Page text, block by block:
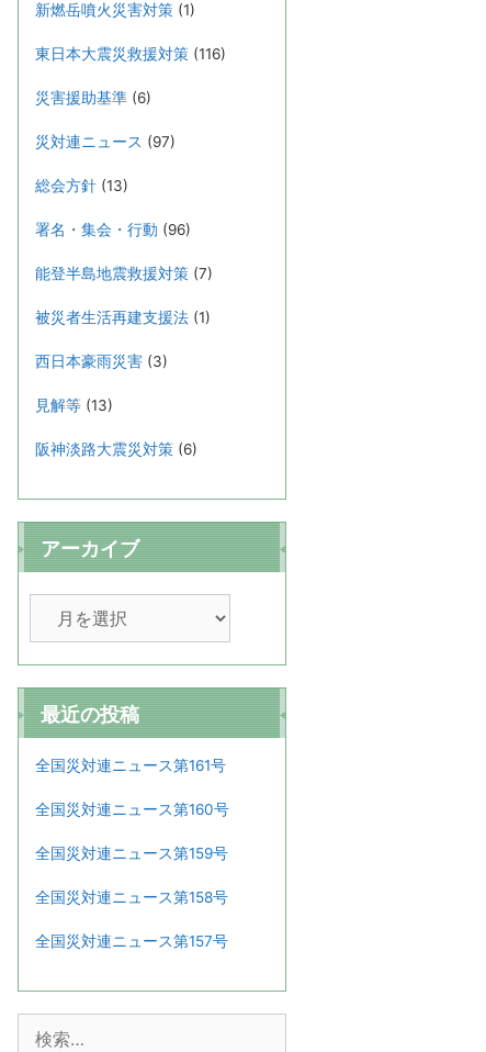
新燃岳噴火災害対策 (1)
東日本大震災救援対策 (116)
災害援助基準 (6)
災対連ニュース (97)
総会方針 (13)
署名・集会・行動 (96)
能登半島地震救援対策 (7)
被災者生活再建支援法 (1)
西日本豪雨災害 (3)
見解等 (13)
阪神淡路大震災対策 (6)
アーカイブ
カ
イ
ブ
最近の投稿
全国災対連ニュース第161号
全国災対連ニュース第160号
全国災対連ニュース第159号
全国災対連ニュース第158号
全国災対連ニュース第157号